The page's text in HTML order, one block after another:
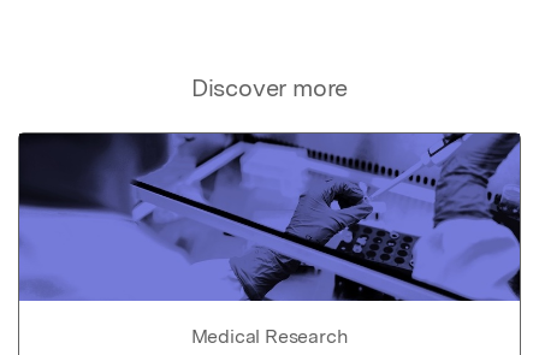
Discover more
Medical Research